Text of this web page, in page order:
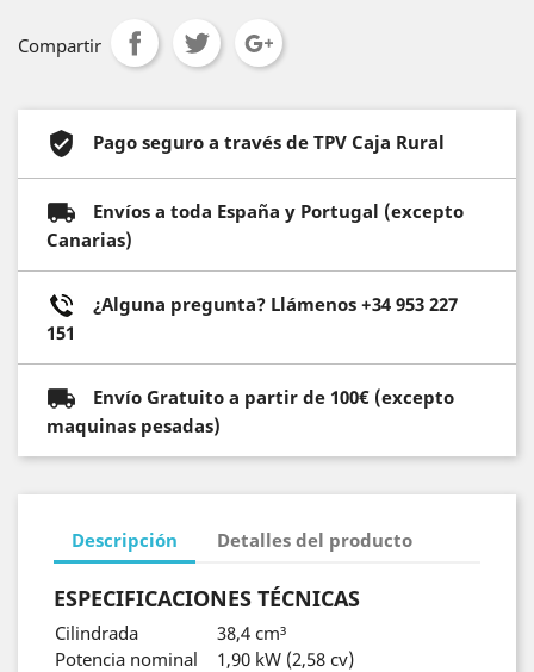
Compartir
Pago seguro a través de TPV Caja Rural
Envíos a toda España y Portugal (excepto
Canarias)
¿Alguna pregunta? Llámenos +34 953 227
151
Envío Gratuito a partir de 100€ (excepto
maquinas pesadas)
Descripción Detalles del producto
ESPECIFICACIONES TÉCNICAS
Cilindrada
38,4 cm³
Potencia nominal
1,90 kW (2,58 cv)